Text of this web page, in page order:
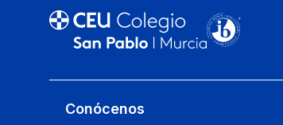
Conócenos